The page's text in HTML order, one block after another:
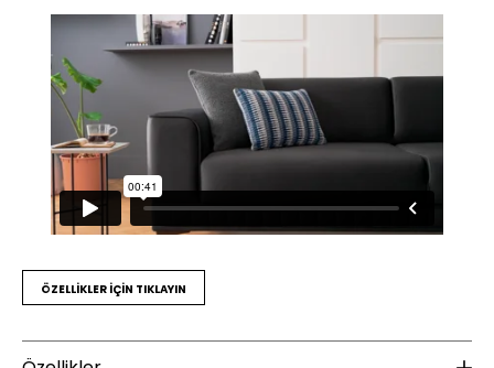
ÖZELLİKLER İÇİN TIKLAYIN